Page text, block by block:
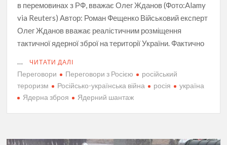
в перемовинах з РФ, вважає Олег Жданов (Фото:Alamy
via Reuters) Автор: Роман Фещенко Військовий експерт
Олег Жданов вважає реалістичним розміщення
тактичної ядерної зброї на території України. Фактично
…
ЧИТАТИ ДАЛІ
Переговори Переговори з Росією
російський
тероризм
Російсько-українська війна росія
україна
Ядерна зброя
Ядерний шантаж